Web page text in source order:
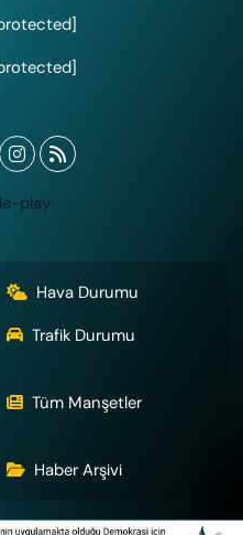
Hava Durumu
Trafik Durumu
Tüm Manşetler
Haber Arşivi